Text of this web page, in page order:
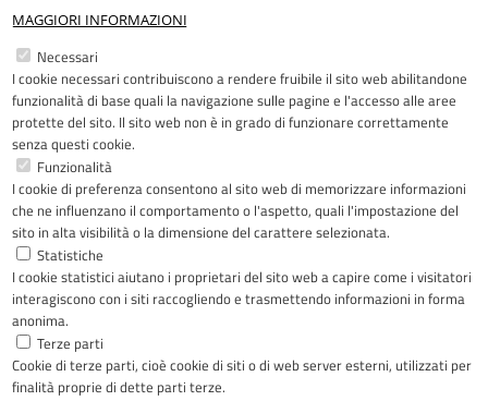
MAGGIORI INFORMAZIONI
Necessari
I cookie necessari contribuiscono a rendere fruibile il sito web abilitandone
funzionalità di base quali la navigazione sulle pagine e l'accesso alle aree
protette del sito. Il sito web non è in grado di funzionare correttamente
senza questi cookie.
Funzionalità
I cookie di preferenza consentono al sito web di memorizzare informazioni
che ne influenzano il comportamento o l'aspetto, quali l'impostazione del
sito in alta visibilità o la dimensione del carattere selezionata.
Statistiche
I cookie statistici aiutano i proprietari del sito web a capire come i visitatori
interagiscono con i siti raccogliendo e trasmettendo informazioni in forma
anonima.
Terze parti
Cookie di terze parti, cioè cookie di siti o di web server esterni, utilizzati per
finalità proprie di dette parti terze.
Restiamo in contatto
FacebookYouTubeLinkedInInstagram
Riconoscimenti
Copyright © 2005-2023 - ASST Papa